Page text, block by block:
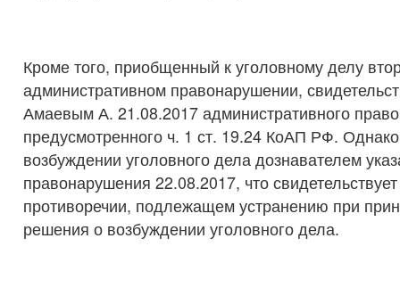
Кроме того, приобщенный к уголовному делу
административном правонарушении,
Амаевым А. 21.08.2017 административного
предусмотренного ч. 1 ст. 19.24 КоАП РФ.
возбуждении уголовного дела дознавателем
правонарушения 22.08.2017, что
противоречии, подлежащем устранению при
решения о возбуждении уголовного дела.